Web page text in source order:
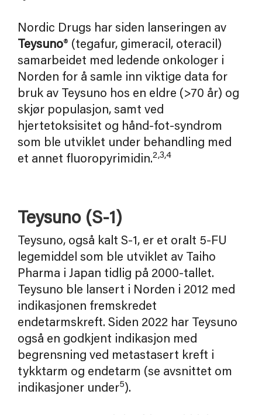
Nordic Drugs har siden lanseringen av
Teysuno® (tegafur, gimeracil, oteracil)
samarbeidet med ledende onkologer i
Norden for å samle inn viktige data for
bruk av Teysuno hos en eldre (>70 år) og
skjør populasjon, samt ved
hjertetoksisitet og hånd-fot-syndrom
som ble utviklet under behandling med
et annet fluoropyrimidin.2,3,4
Teysuno (S-1)
Teysuno, også kalt S-1, er et oralt 5-FU
legemiddel som ble utviklet av Taiho
Pharma i Japan tidlig på 2000-tallet.
Teysuno ble lansert i Norden i 2012 med
indikasjonen fremskredet
endetarmskreft. Siden 2022 har Teysuno
også en godkjent indikasjon med
begrensning ved metastasert kreft i
tykktarm og endetarm (se avsnittet om
indikasjoner under5).